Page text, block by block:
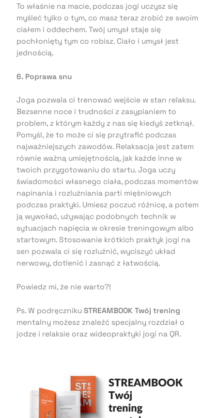
To właśnie na macie, podczas jogi uczysz się
myśleć tylko o tym, co masz teraz zrobić ze swoim
ciałem i oddechem. Twój umysł staje się
pochłonięty tym co robisz. Ciało i umysł jest
jednością.
6. Poprawa snu
Joga pozwala ci trenować wejście w stan relaksu.
Bezsenne noce i trudności z zasypianiem to
problem, z którym każdy z nas się kiedyś zetknął.
Pomyśl, że to może ci się przytrafić podczas
najważniejszych zawodów. Relaksacja jest zatem
równie ważną umiejętnością, jak każde inne w
twoich przygotowaniu do startu. Joga uczy
świadomości własnego ciała, podczas momentów
napinania i rozluźniania parti mięśniowych
podczas praktyki. Umiesz poczuć różnicę, a potem
ją wywołać, używając podobnych technik w
sytuacjach napięcia w okresie treningowym albo
startowym. Stosowanie krótkich praktyk jogi na
sen pozwala ci się rozluźnić, wyciszyć układ
nerwowy, dotlenić i zasnąć z łatwością.
Powiedz mi, że nie warto?!
Ps. W podręczniku STREAMBOOK Twój trening
mentalny możesz znaleźć specjalny rozdział o
jodze i relaksie oraz wideopraktyki jogi na QR.